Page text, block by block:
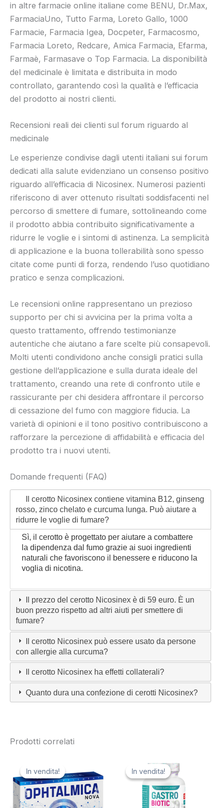
in altre farmacie online italiane come BENU, Dr.Max,
FarmaciaUno, Tutto Farma, Loreto Gallo, 1000
Farmacie, Farmacia Igea, Docpeter, Farmacosmo,
Farmacia Loreto, Redcare, Amica Farmacia, Efarma,
Farmaè, Farmasave o Top Farmacia. La disponibilità
del medicinale è limitata e distribuita in modo
controllato, garantendo così la qualità e l’efficacia
del prodotto ai nostri clienti.
Recensioni reali dei clienti sul forum riguardo al
medicinale
Le esperienze condivise dagli utenti italiani sui forum
dedicati alla salute evidenziano un consenso positivo
riguardo all’efficacia di Nicosinex. Numerosi pazienti
riferiscono di aver ottenuto risultati soddisfacenti nel
percorso di smettere di fumare, sottolineando come
il prodotto abbia contribuito significativamente a
ridurre le voglie e i sintomi di astinenza. La semplicità
di applicazione e la buona tollerabilità sono spesso
citate come punti di forza, rendendo l’uso quotidiano
pratico e senza complicazioni.
Le recensioni online rappresentano un prezioso
supporto per chi si avvicina per la prima volta a
questo trattamento, offrendo testimonianze
autentiche che aiutano a fare scelte più consapevoli.
Molti utenti condividono anche consigli pratici sulla
gestione dell’applicazione e sulla durata ideale del
trattamento, creando una rete di confronto utile e
rassicurante per chi desidera affrontare il percorso
di cessazione del fumo con maggiore fiducia. La
varietà di opinioni e il tono positivo contribuiscono a
rafforzare la percezione di affidabilità e efficacia del
prodotto tra i nuovi utenti.
Domande frequenti (FAQ)
Il cerotto Nicosinex contiene vitamina B12, ginseng
rosso, zinco chelato e curcuma lunga. Può aiutare a
ridurre le voglie di fumare?
Sì, il cerotto è progettato per aiutare a combattere
la dipendenza dal fumo grazie ai suoi ingredienti
naturali che favoriscono il benessere e riducono la
voglia di nicotina.
Il prezzo del cerotto Nicosinex è di 59 euro. È un
buon prezzo rispetto ad altri aiuti per smettere di
fumare?
Il cerotto Nicosinex può essere usato da persone
con allergie alla curcuma?
Il cerotto Nicosinex ha effetti collaterali?
Quanto dura una confezione di cerotti Nicosinex?
Prodotti correlati
In vendita!
In vendita! In vendita!
In vendita!